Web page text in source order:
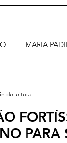
MARIA
PARA
de leitura